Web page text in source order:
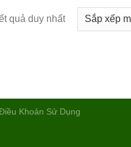
quả duy nhất
Khoản Sử Dụng